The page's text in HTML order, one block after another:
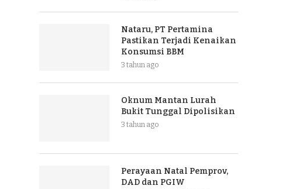
Nataru, PT Pertamina
Pastikan Terjadi Kenaikan
Konsumsi BBM
3 tahun ago
Oknum Mantan Lurah
Bukit Tunggal Dipolisikan
3 tahun ago
Perayaan Natal Pemprov,
DAD dan PGIW